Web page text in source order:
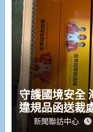
守護國境安全
違規品函送裁
新聞聯訪中心